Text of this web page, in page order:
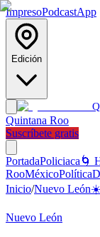
ImpresoPodcastApp
Edición
Quintana Roo
Suscríbete gratis
PortadaPoliciaca 🌀
RooMéxicoPolítica
Inicio/Nuevo León☀️
Nuevo León